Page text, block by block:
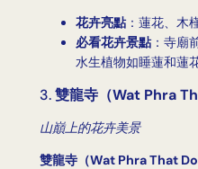
花卉亮點：蓮花、木
必看花卉景點：寺廟
水生植物如睡蓮和蓮
3.雙龍寺（Wat Phra
山巔上的花卉美景
雙龍寺（Wat Phra That